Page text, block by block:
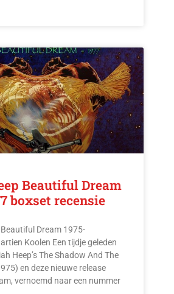
Beautiful Dream
boxset recensie
Dream 1975-
Koolen Een tijdje geleden
Heep’s The Shadow And The
en deze nieuwe release
vernoemd naar een nummer